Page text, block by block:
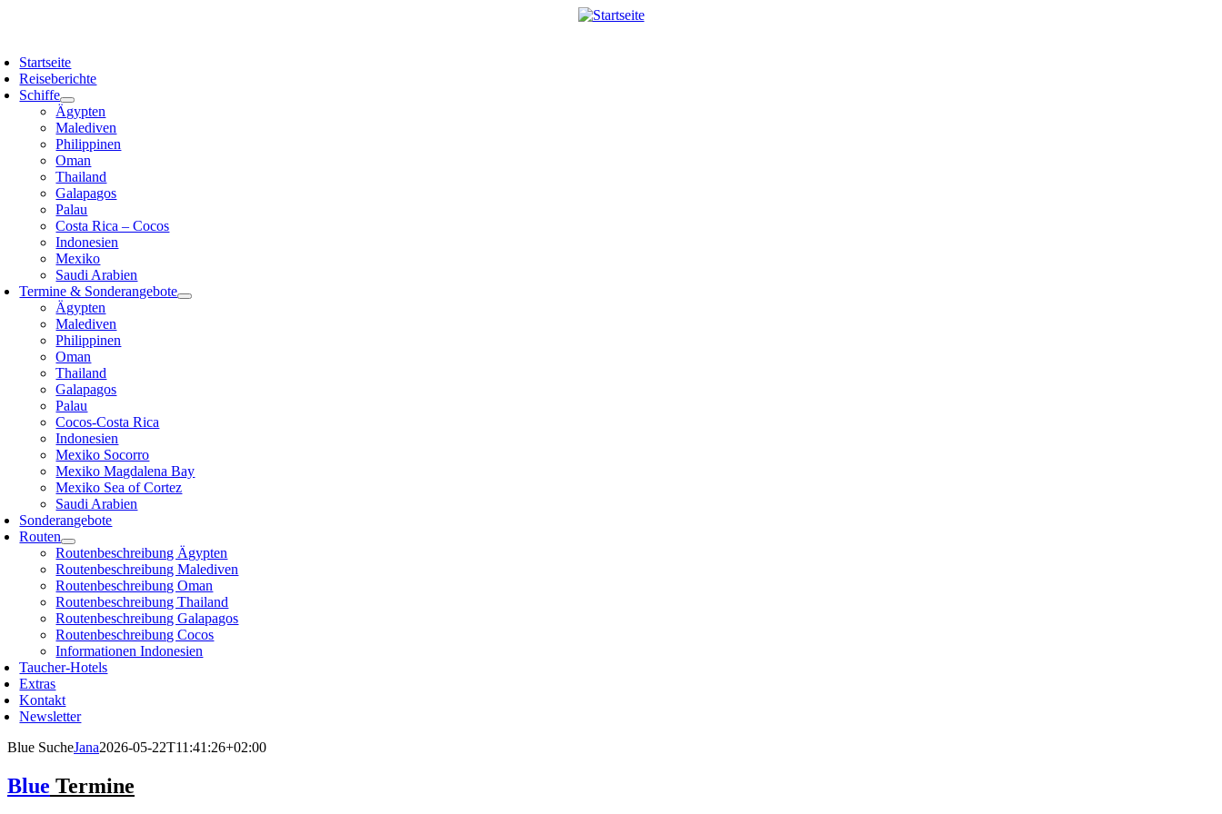
Startseite
Reiseberichte
Schiffe
Ägypten
Malediven
Philippinen
Oman
Thailand
Galapagos
Palau
Costa Rica – Cocos
Indonesien
Mexiko
Saudi Arabien
Termine & Sonderangebote
Ägypten
Malediven
Philippinen
Oman
Thailand
Galapagos
Palau
Cocos-Costa Rica
Indonesien
Mexiko Socorro
Mexiko Magdalena Bay
Mexiko Sea of Cortez
Saudi Arabien
Sonderangebote
Routen
Routenbeschreibung Ägypten
Routenbeschreibung Malediven
Routenbeschreibung Oman
Routenbeschreibung Thailand
Routenbeschreibung Galapagos
Routenbeschreibung Cocos
Informationen Indonesien
Taucher-Hotels
Extras
Kontakt
Newsletter
Blue SucheJana2026-05-22T11:41:26+02:00
Blue Termine